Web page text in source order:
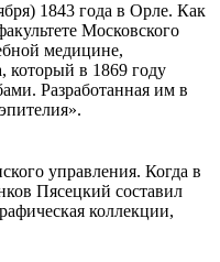
1843 года в Орле. Как
Московского
медицине,
который в 1869 году
Разработанная им в
управления. Когда в
Пясецкий составил
коллекции,